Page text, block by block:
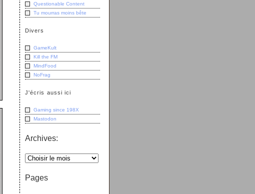
Questionable Content
Tu mourras moins bête
Divers
GameKult
Kill the FM
MindFood
NoFrag
J'écris aussi ici
Gaming since 198X
Mastodon
Archives:
Pages